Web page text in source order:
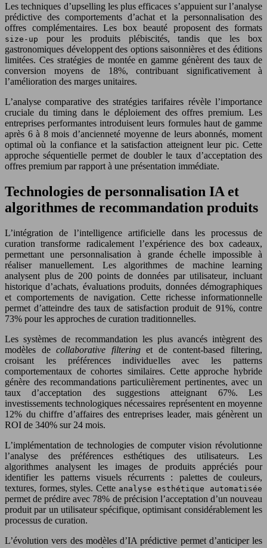
Les techniques d’upselling les plus efficaces s’appuient sur l’analyse
prédictive des comportements d’achat et la personnalisation des
offres complémentaires. Les box beauté proposent des formats
size-up
pour les produits plébiscités, tandis que les box
gastronomiques développent des options saisonnières et des éditions
limitées. Ces stratégies de montée en gamme génèrent des taux de
conversion moyens de 18%, contribuant significativement à
l’amélioration des marges unitaires.
L’analyse comparative des stratégies tarifaires révèle l’importance
cruciale du timing dans le déploiement des offres premium. Les
entreprises performantes introduisent leurs formules haut de gamme
après 6 à 8 mois d’ancienneté moyenne de leurs abonnés, moment
optimal où la confiance et la satisfaction atteignent leur pic. Cette
approche séquentielle permet de doubler le taux d’acceptation des
offres premium par rapport à une présentation immédiate.
Technologies de personnalisation IA et
algorithmes de recommandation produits
L’intégration de l’intelligence artificielle dans les processus de
curation transforme radicalement l’expérience des box cadeaux,
permettant une personnalisation à grande échelle impossible à
réaliser manuellement. Les algorithmes de machine learning
analysent plus de 200 points de données par utilisateur, incluant
historique d’achats, évaluations produits, données démographiques
et comportements de navigation. Cette richesse informationnelle
permet d’atteindre des taux de satisfaction produit de 91%, contre
73% pour les approches de curation traditionnelles.
Les systèmes de recommandation les plus avancés intègrent des
modèles decollaborative filteringet de content-based filtering,
croisant les préférences individuelles avec les patterns
comportementaux de cohortes similaires. Cette approche hybride
génère des recommandations particulièrement pertinentes, avec un
taux d’acceptation des suggestions atteignant 67%. Les
investissements technologiques nécessaires représentent en moyenne
12% du chiffre d’affaires des entreprises leader, mais génèrent un
ROI de 340% sur 24 mois.
L’implémentation de technologies de computer vision révolutionne
l’analyse des préférences esthétiques des utilisateurs. Les
algorithmes analysent les images de produits appréciés pour
identifier les patterns visuels récurrents : palettes de couleurs,
textures, formes, styles. Cette analyse esthétique automatisée
permet de prédire avec 78% de précision l’acceptation d’un nouveau
produit par un utilisateur spécifique, optimisant considérablement les
processus de curation.
L’évolution vers des modèles d’IA prédictive permet d’anticiper les